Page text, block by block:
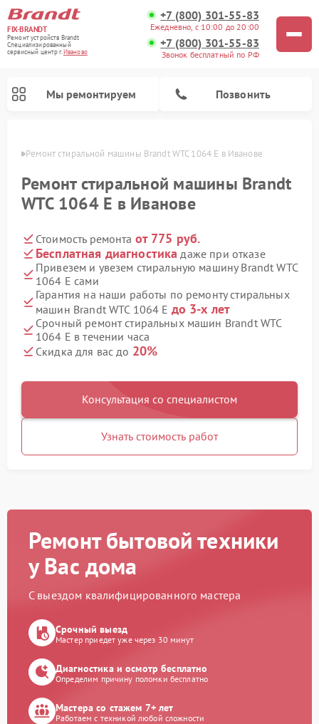
FIX-BRANDT
Ремонт устройств Brandt
Специализированный
cервисный центр г.Иваново
+7 (800) 301-55-83
Ежедневно, с 10:00 до 20:00
+7 (800) 301-55-83
Звонок бесплатный по РФ
Мы ремонтируем Позвонить
Ремонт стиральной машины Brandt WTC 1064 E в Иванове
Ремонт стиральной машины Brandt
WTC 1064 E в Иванове
Стоимость ремонта от 775 руб.
Бесплатная диагностика даже при отказе
Привезем и увезем стиральную машину Brandt WTC
1064 E сами
Гарантия на наши работы по ремонту стиральных
машин Brandt WTC 1064 E до 3-х лет
Срочный ремонт стиральных машин Brandt WTC
1064 E в течении часа
Скидка для вас до 20%
Консультация со специалистом
Узнать стоимость работ
Ремонт бытовой техники
у Вас дома
С выездом квалифицированного мастера
Срочный выезд
Мастер приедет уже через 30 минут
Диагностика и осмотр бесплатно
Определим причину поломки бесплатно
Мастера со стажем 7+ лет
Работаем с техникой любой сложности